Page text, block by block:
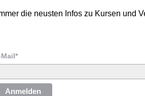
die neusten Infos zu Kursen und
Mail*
Anmelden